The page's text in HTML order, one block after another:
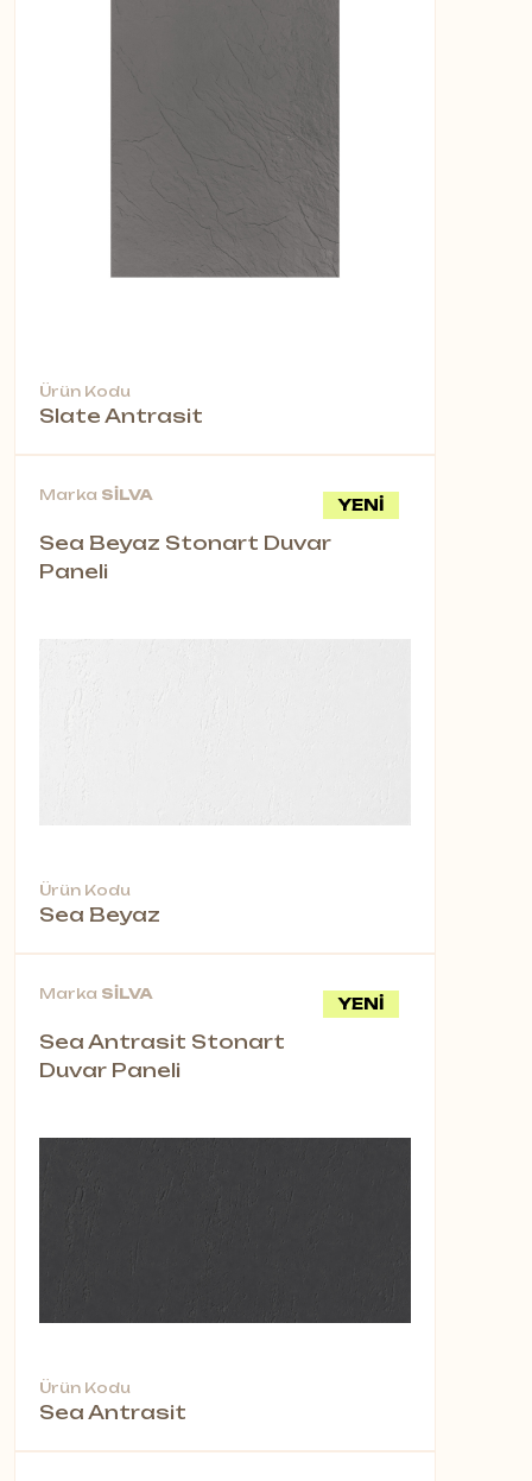
Ürün Kodu
Slate Antrasit
YENİ
Marka SİLVA
Sea Beyaz Stonart Duvar
Paneli
Ürün Kodu
Sea Beyaz
YENİ
Marka SİLVA
Sea Antrasit Stonart
Duvar Paneli
Ürün Kodu
Sea Antrasit